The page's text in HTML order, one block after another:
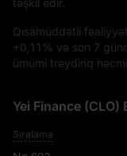
təşkil edir.
Qısamüddətli
+0,11% və son 7
ümumi treydinq həcmi
Yei Finance (CLO)
Sıralama